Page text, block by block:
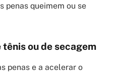
penas queimem ou se
ou de secagem
penas e a acelerar o